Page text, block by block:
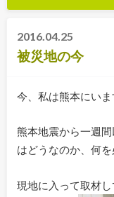
2016.04.25
被災地の今
今、私は熊本にいま
熊本地震から一週
はどうなのか、何を
現地に入って取材し